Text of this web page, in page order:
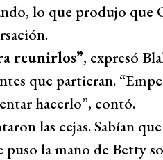
lo que produjo que
reunirlos”, expresó
que partieran.
hacerlo”, contó.
las cejas. Sabían
la mano de Betty